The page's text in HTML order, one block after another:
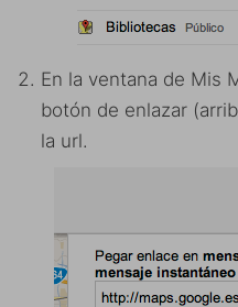
En la ventana de Mis
botón de enlazar
la url.